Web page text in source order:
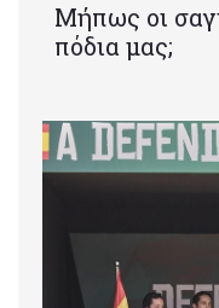
Μήπως οι
πόδια μας;